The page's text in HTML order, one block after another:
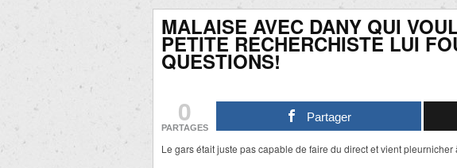
MALAISE AVEC DANY QUI
PETITE RECHERCHISTE LUI
QUESTIONS!
0
PARTAGES
Partager
Le gars était juste pas capable de faire du direct et vient pleurnicher